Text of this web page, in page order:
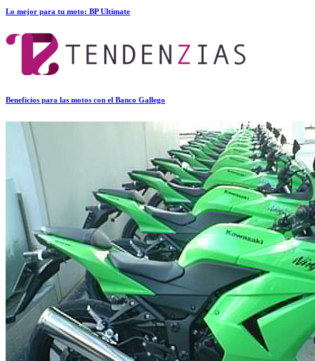
Lo mejor para tu moto: BP Ultimate
Beneficios para las motos con el Banco Gallego